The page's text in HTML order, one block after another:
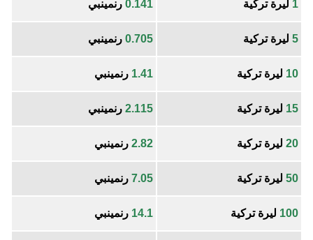
1 ليرة تركية 0.141 رنمينبي
5 ليرة تركية 0.705 رنمينبي
10 ليرة تركية 1.41 رنمينبي
15 ليرة تركية 2.115 رنمينبي
20 ليرة تركية 2.82 رنمينبي
50 ليرة تركية 7.05 رنمينبي
100 ليرة تركية 14.1 رنمينبي